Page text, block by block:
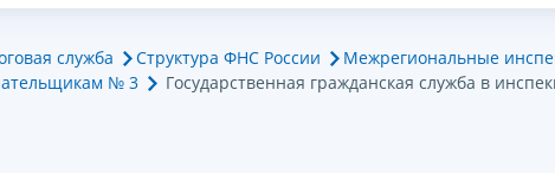
служба Структура ФНС России
Межрегиональные
№ 3
Государственная гражданская служба в